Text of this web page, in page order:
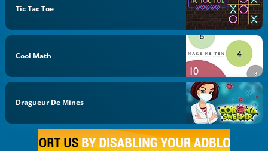
Tic Tac Toe
Cool Math
Dragueur De Mines